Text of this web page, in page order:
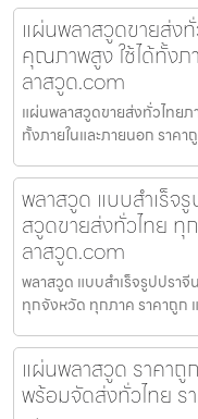
แผ่นพลาสวูดขายส่ง
คุณภาพสูง ใช้ได้ทั้งภ
ลาสวูด.com
แผ่นพลาสวูดขายส่งทั่วไทย
ทั้งภายในและภายนอก ราค
พลาสวูด แบบสำเร็จ
สวูดขายส่งทั่วไทย
ลาสวูด.com
พลาสวูด แบบสำเร็จรูปปรา
ทุกจังหวัด ทุกภาค ราคาถูก
แผ่นพลาสวูด ราคา
พร้อมจัดส่งทั่วไทย